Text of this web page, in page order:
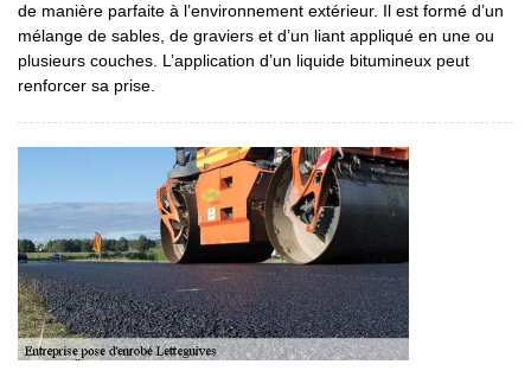
de manière parfaite à l’environnement extérieur. Il est formé d’un
mélange de sables, de graviers et d’un liant appliqué en une ou
plusieurs couches. L’application d’un liquide bitumineux peut
renforcer sa prise.